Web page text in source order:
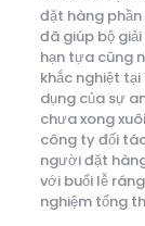
đặt hàng
đã giúp bộ
hạn tựa cũng
khắc nghiệt
dụng của sự
chưa xong
công ty đối
người đặt
với buổi lễ
nghiệm tổng